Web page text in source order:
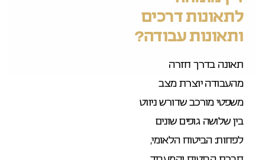
לתאונות דרכים
ותאונות עבודה?
תאונה בדרך חזרה
מהעבודה יוצרת מצב
משפטי מורכב שדורש ניווט
בין שלושה גופים שונים
לפחות: הביטוח הלאומי,